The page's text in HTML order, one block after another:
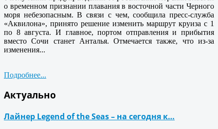
о временном признании плавания в восточной части Черного
моря небезопасным. В связи с чем, сообщила пресс-служба
«Аквилона», принято решение изменить маршрут круиза с 1
по 8 августа. И главное, портом отправления и прибытия
вместо Сочи станет Анталья. Отмечается также, что из-за
изменения...
Подробнее...
Актуально
Лайнер Legend of the Seas – на сегодня к…